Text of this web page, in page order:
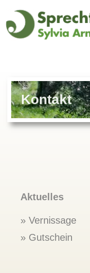
Inhalt
springen
Kontakt
Aktuelles
Vernissage
Gutschein